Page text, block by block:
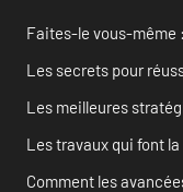
Faites-le vous-même
Les secrets pour
Les meilleures
Les travaux qui font
Comment les